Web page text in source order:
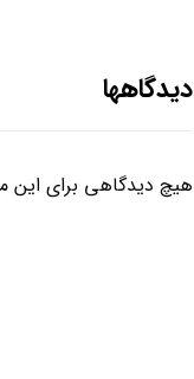
دیدگاهها
هیچ دیدگاهی برای